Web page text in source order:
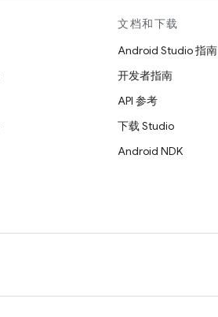
文档和下载
Android Studio 指南
开发者指南
API 参考
下载 Studio
Android NDK